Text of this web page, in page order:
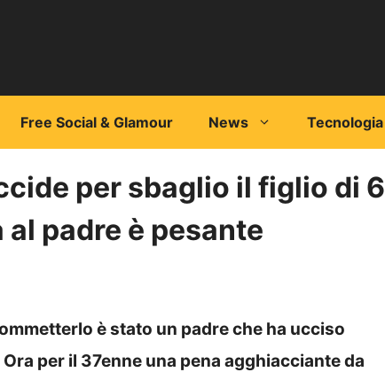
Free Social & Glamour News Tecnologia
per sbaglio il figlio di 6
padre è pesante
è stato un padre che ha ucciso
per il 37enne una pena agghiacciante da